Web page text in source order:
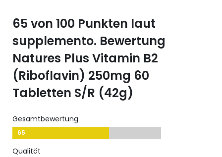
65 von 100 Punkten laut
supplemento. Bewertung
Natures Plus Vitamin B2
(Riboflavin) 250mg 60
Tabletten S/R (42g)
Gesamtbewertung
65
Qualität